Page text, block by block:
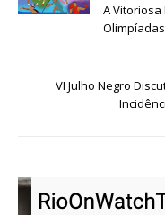
A
VI Julho Negro